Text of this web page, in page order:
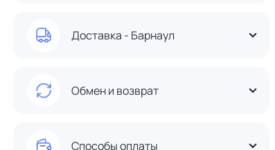
Доставка - Барнаул
Обмен и возврат
Способы оплаты